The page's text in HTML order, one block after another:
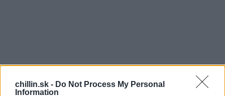
chillin.sk - Do Not Process My Personal
Information